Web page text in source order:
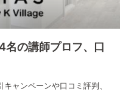
名の講師プロフ、口
ャンペーンや口コミ評判、